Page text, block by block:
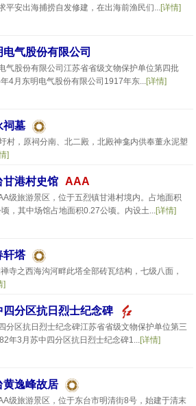
平安出海捕捞自发修建，在出海前渔民们...[详情]
电气股份有限公司
气股份有限公司江苏省省级文物保护单位第四批
4月东明电气股份有限公司1917年东...[详情]
祠墓
村，原祠分南、北二殿，北殿神龛内供奉董永泥塑
]
甘港村史馆 AAA
级旅游景区，位于五烈镇甘港村境内。占地面积
顷，其中场馆占地面积0.27公顷。内设土...[详情]
轩塔
寺之西海沟河畔此塔全部砖瓦结构，七级八面，
]
四分区抗日烈士纪念碑
分区抗日烈士纪念碑江苏省省级文物保护单位第三
年3月苏中四分区抗日烈士纪念碑1...[详情]
黄逸峰故居
级旅游景区，位于东台市明清街8号，始建于清末